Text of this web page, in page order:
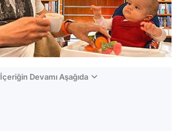
İçeriğin Devamı Aşağıda